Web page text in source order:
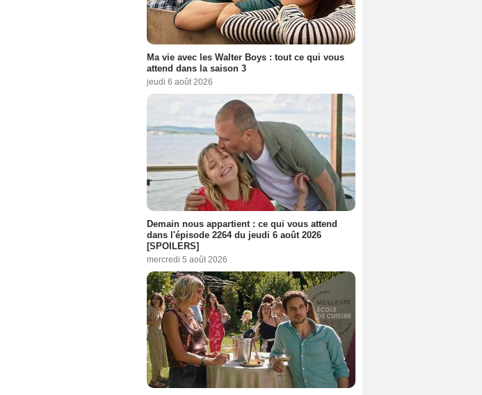
Ma vie avec les Walter Boys : tout ce qui vous
attend dans la saison 3
jeudi 6 août 2026
Demain nous appartient : ce qui vous attend
dans l'épisode 2264 du jeudi 6 août 2026
[SPOILERS]
mercredi 5 août 2026